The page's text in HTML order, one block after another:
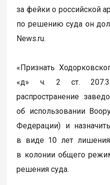
за фейки о российской
по решению суда он
News.ru.
«Признать
«д» ч. 2 ст.
распространение
об использовании
Федерации) и
в виде 10 лет
в колонии общего
решения суда.